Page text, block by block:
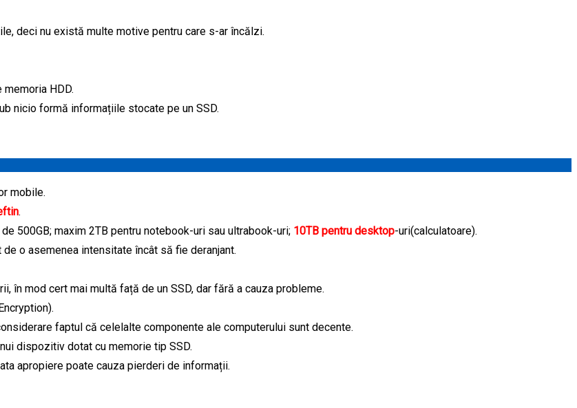
deci nu există multe motive pentru care s-ar încălzi.
HDD.
nicio formă informațiile stocate pe un SSD.
mobile.
.
500GB; maxim 2TB pentru notebook-uri sau ultrabook-uri; 10TB pentru desktop-uri(calculatoare).
o asemenea intensitate încât să fie deranjant.
în mod cert mai multă față de un SSD, dar fără a cauza probleme.
faptul că celelalte componente ale computerului sunt decente.
dispozitiv dotat cu memorie tip SSD.
apropiere poate cauza pierderi de informații.